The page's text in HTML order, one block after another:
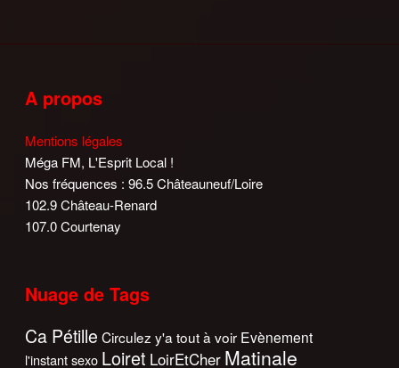
A propos
Mentions légales
Méga FM, L'Esprit Local !
Nos fréquences : 96.5 Châteauneuf/Loire
102.9 Château-Renard
107.0 Courtenay
Nuage de Tags
Ca Pétille Circulez y'a tout à voir Evènement
l'instant sexo Loiret LoirEtCher Matinale